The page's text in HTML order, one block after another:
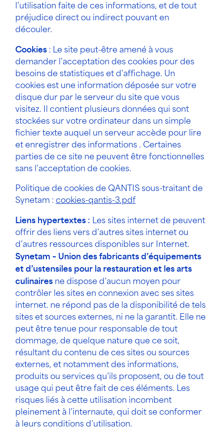
l’utilisation faite de ces informations, et de tout
préjudice direct ou indirect pouvant en
découler.
Cookies: Le site peut-être amené à vous
demander l’acceptation des cookies pour des
besoins de statistiques et d’affichage. Un
cookies est une information déposée sur votre
disque dur par le serveur du site que vous
visitez. Il contient plusieurs données qui sont
stockées sur votre ordinateur dans un simple
fichier texte auquel un serveur accède pour lire
et enregistrer des informations . Certaines
parties de ce site ne peuvent être fonctionnelles
sans l’acceptation de cookies.
Politique de cookies de QANTIS sous-traitant de
Synetam : cookies-qantis-3.pdf
Liens hypertextes : Les sites internet de peuvent
offrir des liens vers d’autres sites internet ou
d’autres ressources disponibles sur Internet.
Synetam – Union des fabricants d’équipements
et d’ustensiles pour la restauration et les arts
culinaires ne dispose d’aucun moyen pour
contrôler les sites en connexion avec ses sites
internet. ne répond pas de la disponibilité de tels
sites et sources externes, ni ne la garantit. Elle ne
peut être tenue pour responsable de tout
dommage, de quelque nature que ce soit,
résultant du contenu de ces sites ou sources
externes, et notamment des informations,
produits ou services qu’ils proposent, ou de tout
usage qui peut être fait de ces éléments. Les
risques liés à cette utilisation incombent
pleinement à l’internaute, qui doit se conformer
à leurs conditions d’utilisation.